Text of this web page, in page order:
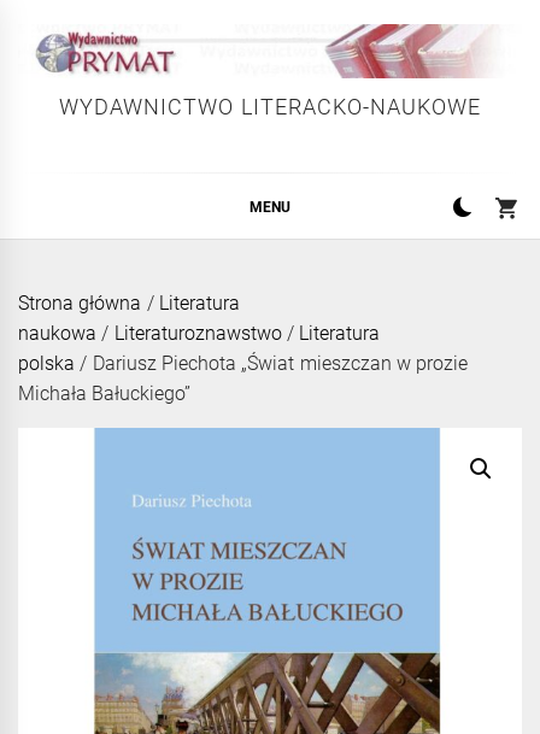
content
WYDAWNICTWO LITERACKO-NAUKOWE
MENU
Strona główna / Literatura
naukowa / Literaturoznawstwo/ Literatura
polska / Dariusz Piechota „Świat mieszczan w prozie
Michała Bałuckiego”